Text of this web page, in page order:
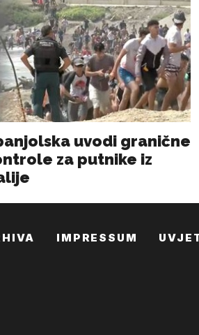
IMPRESSUM